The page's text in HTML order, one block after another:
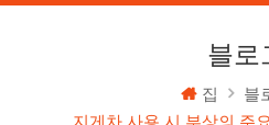
블로
집
블
지게차 사용 시 부상의 주